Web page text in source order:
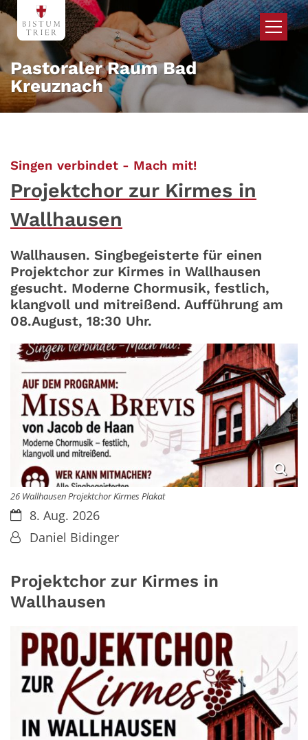
Zum Inhalt springen
Pastoraler Raum Bad
Kreuznach
Singen verbindet - Mach mit!:
Projektchor zur Kirmes in
Wallhausen
Wallhausen. Singbegeisterte für einen
Projektchor zur Kirmes in Wallhausen
gesucht. Moderne Chormusik, festlich,
klangvoll und mitreißend. Aufführung am
08.August, 18:30 Uhr.
26 Wallhausen Projektchor Kirmes Plakat
Datum:8. Aug. 2026
Von:Daniel Bidinger
Projektchor zur Kirmes in
Wallhausen